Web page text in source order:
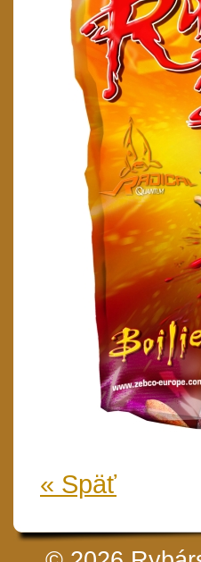
« Späť